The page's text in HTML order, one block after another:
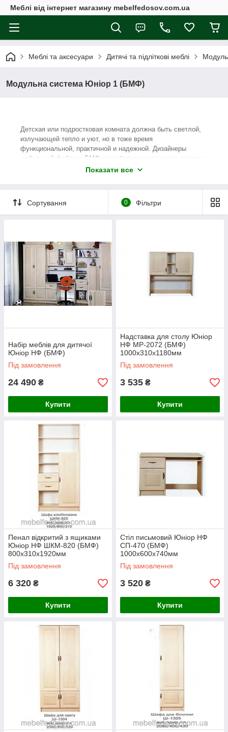
Меблі від інтернет магазину mebelfedosov.com.ua
Меблі та аксесуари Дитячі та підліткові меблі
Модульна система Юніор 1 (БМФ)
Детская или подростковая комната должна быть светлой,
излучающей тепло и уют, но в тоже время
функциональной, практичной и надежной. Дизайнеры
мебельной фабрики БМФ разработали модульную систему,
которая совмещает в себе все эти качества. Коллекция
различные шкафы, пеналы, открытые и закрытые
стеллажи, комоды, а также однотумбовый стол и
надставка. Поэлементный набор удобен тем, что
Цветовое решение:
Ясень Шимо
Нижче представлені варіанти наборів меблів для дитячої
Юніор 1, а також елементи системи, завдяки яким Ви
можете створити свій, неповторний, дизайн кімнати.
0507391195
0637334758
Показати все
Сортування 0 Фільтри
Набір меблів для дитячої
Юніор НФ (БМФ)
Під замовлення
24 490 ₴
Купити
Надставка для столу Юніор
НФ МР-2072 (БМФ)
1000х310х1180мм
Під замовлення
3 535 ₴
Купити
Пенал відкритий з ящиками
Юніор НФ ШКМ-820 (БМФ)
800х310х1920мм
Під замовлення
6 320 ₴
Купити
Стіл письмовий Юніор НФ
СП-470 (БМФ)
1000х600х740мм
Під замовлення
3 520 ₴
Купити